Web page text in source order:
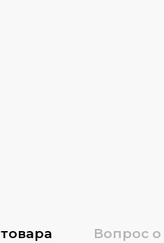
товара Вопрос о